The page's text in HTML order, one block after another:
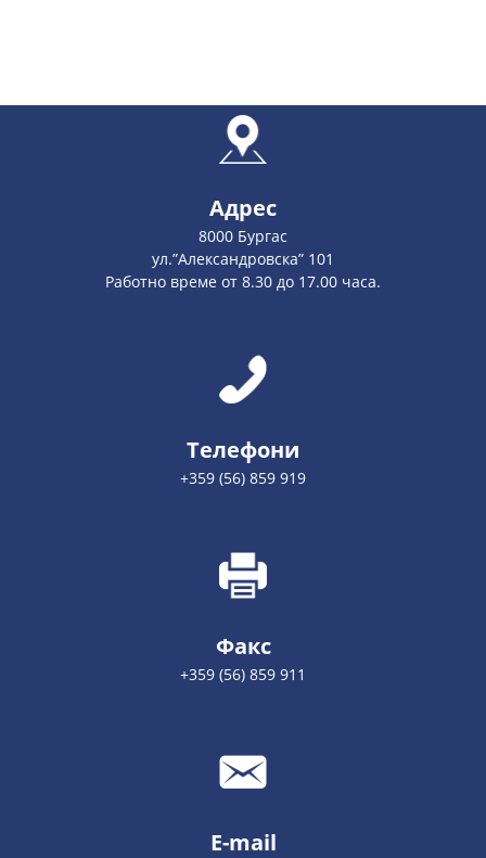
Адрес
8000 Бургас
ул.”Александровска” 101
Работно време от 8.30 до 17.00 часа.
Телефони
+359 (56) 859 919
Факс
+359 (56) 859 911
E-mail